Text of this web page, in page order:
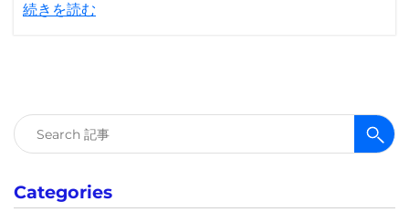
続きを読む
検
索:
Categories